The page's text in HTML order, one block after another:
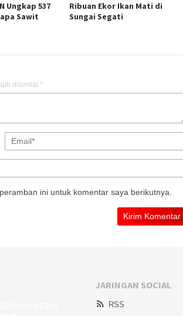
Ungkap 537
Sawit
Ribuan Ekor Ikan Mati di
Sungai Segati
ditandai *
ini untuk komentar saya berikutnya.
JARINGAN SOCIAL
RSS